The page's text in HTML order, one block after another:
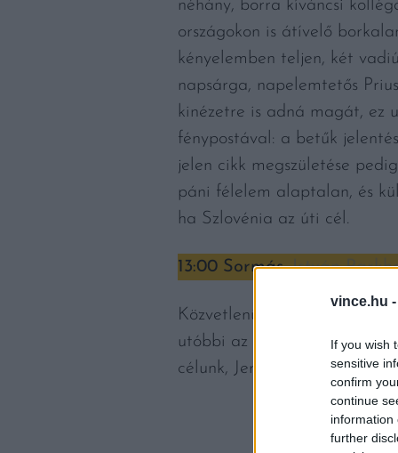
vince.hu -
If you wish
sensitive
confirm
continue
information
further
néhány, borra kíváncsi
országokon is átívelő
kényelemben teljen, két
napsárga, napelemtetős
kinézetre is adná magát, ez
fénypostával: a betűk
jelen cikk megszületése
páni félelem alaptalan, és
ha Szlovénia az úti cél.
13:00 Sormás,István
Közvetlenül a határ előtt
utóbbi az időigényesebb
célunk, Jeruzalem borvidéke